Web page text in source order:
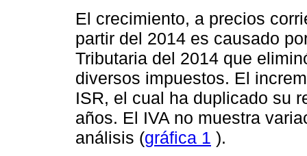
El crecimiento, a precios
partir del 2014 es causado
Tributaria del 2014 que
diversos impuestos. El
ISR, el cual ha duplicado su
años. El IVA no muestra
análisis (gráfica 1 ).